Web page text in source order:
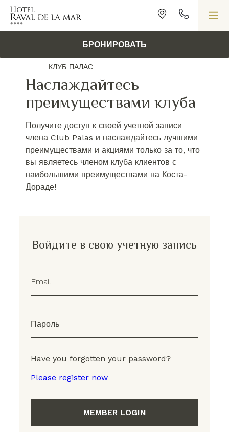
БРОНИРОВАТЬ
CLUB - LOGIN
КЛУБ ПАЛАС
Наслаждайтесь
преимуществами клуба
Получите доступ к своей учетной записи
члена Club Palas и наслаждайтесь лучшими
преимуществами и акциями только за то, что
вы являетесь членом клуба клиентов с
наибольшими преимуществами на Коста-
Дораде!
Войдите в свою учетную запись
Email
Пароль
Have you forgotten your password?
Please register now
MEMBER LOGIN